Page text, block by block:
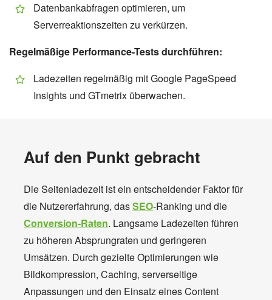
Datenbankabfragen optimieren, um
Serverreaktionszeiten zu verkürzen.
Regelmäßige Performance-Tests durchführen:
Ladezeiten regelmäßig mit Google PageSpeed
Insights und GTmetrix überwachen.
Auf den Punkt gebracht
Die Seitenladezeit ist ein entscheidender Faktor für
die Nutzererfahrung, dasSEO-Ranking und die
Conversion-Raten. Langsame Ladezeiten führen
zu höheren Absprungraten und geringeren
Umsätzen. Durch gezielte Optimierungen wie
Bildkompression, Caching, serverseitige
Anpassungen und den Einsatz eines Content